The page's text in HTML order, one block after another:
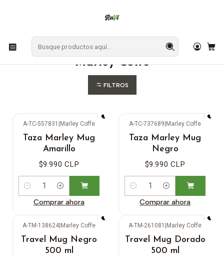
Marley Coffe
FILTROS
A-TC-557831 |Marley Coffe
Taza Marley Mug
Amarillo
$9.990 CLP
Cantidad
Comprar ahora
A-TC-737689|Marley Coffe
Taza Marley Mug
Negro
$9.990 CLP
Cantidad
Comprar ahora
A-TM-138624 Marley Coffe
Travel Mug Negro
500 ml
A-TM-261081 Marley Coffe
Travel Mug Dorado
500 ml